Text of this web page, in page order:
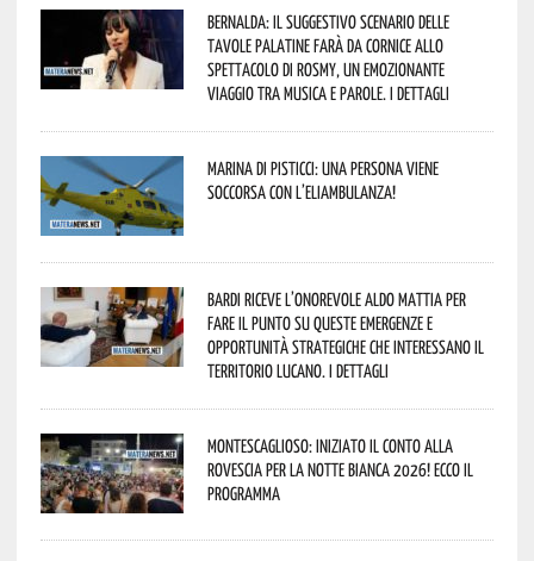
Bernalda: il suggestivo scenario delle
Tavole Palatine farà da cornice allo
spettacolo di Rosmy, un emozionante
viaggio tra musica e parole. I dettagli
Marina di Pisticci: una persona viene
soccorsa con l’eliambulanza!
Bardi riceve l’onorevole Aldo Mattia per
fare il punto su queste emergenze e
opportunità strategiche che interessano il
territorio lucano. I dettagli
Montescaglioso: iniziato il conto alla
rovescia per la Notte Bianca 2026! Ecco il
programma